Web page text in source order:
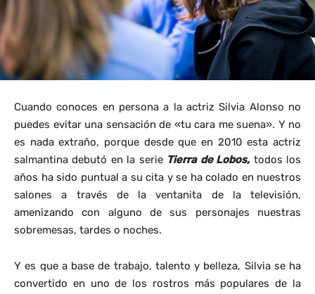
Cuando conoces en persona a la actriz Silvia Alonso no
puedes evitar una sensación de «tu cara me suena». Y no
es nada extraño, porque desde que en 2010 esta actriz
salmantina debutó en la serie Tierra de Lobos, todos los
años ha sido puntual a su cita y se ha colado en nuestros
salones a través de la ventanita de la televisión,
amenizando con alguno de sus personajes nuestras
sobremesas, tardes o noches.
Y es que a base de trabajo, talento y belleza, Silvia se ha
convertido en uno de los rostros más populares de la